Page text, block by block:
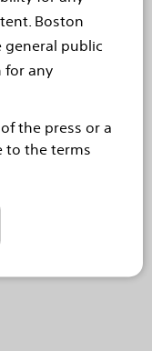
Boston
general public
for any
the press or a
to the terms
gestartet hat.
sind Ganzkörper-
Funktionalität
Dystonie. Das
elektrische
dosierten
einen